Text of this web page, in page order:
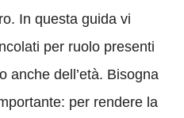
In questa guida vi
per ruolo presenti
anche dell’età. Bisogna
per rendere la